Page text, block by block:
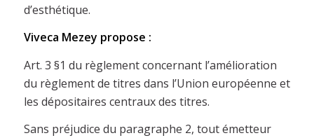
d’esthétique.
Viveca Mezey propose :
Art. 3 §1 du règlement concernant l’amélioration
du règlement de titres dans l’Union européenne et
les dépositaires centraux des titres.
Sans préjudice du paragraphe 2, tout émetteur